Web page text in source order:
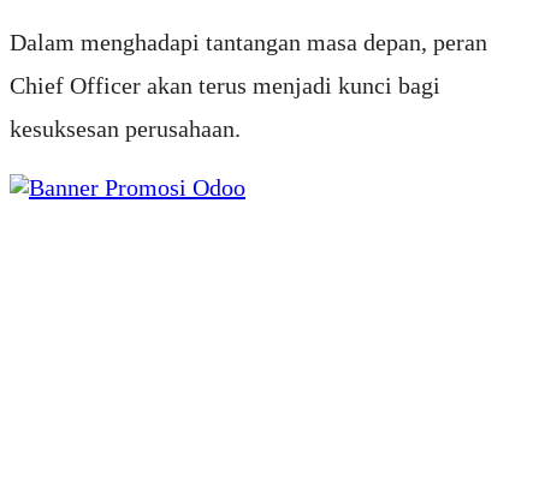
Dalam menghadapi tantangan masa depan, peran
Chief Officer akan terus menjadi kunci bagi
kesuksesan perusahaan.